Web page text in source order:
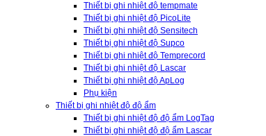
Thiết bị ghi nhiệt độ tempmate
Thiết bị ghi nhiệt độ PicoLite
Thiết bị ghi nhiệt độ Sensitech
Thiết bị ghi nhiệt độ Supco
Thiết bị ghi nhiệt độ Temprecord
Thiết bị ghi nhiệt độ Lascar
Thiết bị ghi nhiệt độ ApLog
Phụ kiện
Thiết bị ghi nhiệt độ độ ẩm
Thiết bị ghi nhiệt độ độ ẩm LogTag
Thiết bị ghi nhiệt độ độ ẩm Lascar